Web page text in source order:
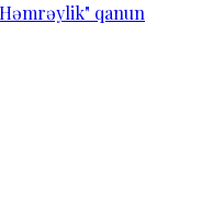
qanun